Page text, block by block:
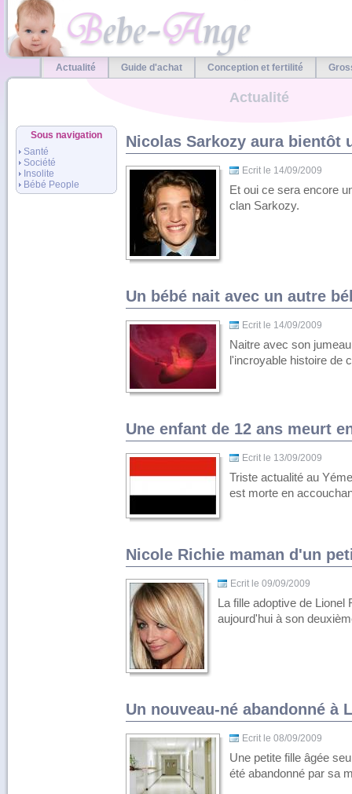
Actualité Guide d'achat Conception et fertilité
Actualité
Nicolas Sarkozy aura bientôt
Ecrit le 14/09/2009
Et oui ce sera encore
clan Sarkozy.
Un bébé nait avec un autre
Ecrit le 14/09/2009
Naitre avec son
l'incroyable histoire de
Une enfant de 12 ans meurt
Ecrit le 13/09/2009
Triste actualité au
est morte en
Nicole Richie maman d'un
Ecrit le 09/09/2009
La fille adoptive de
aujourd'hui à son
Un nouveau-né abandonné à
Ecrit le 08/09/2009
Une petite fille âgée
été abandonné par sa
Sous navigation
Santé
Société
Insolite
Bébé People